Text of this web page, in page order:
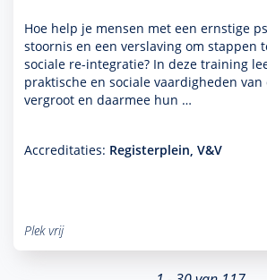
Hoe help je mensen met een ernstige
stoor­nis en een ver­sla­ving om stappen
sociale re-integratie? In deze training
prak­tische en sociale vaar­dig­heden
vergroot en daarmee hun …
Accreditaties: Registerplein, V&V
Plek vrij